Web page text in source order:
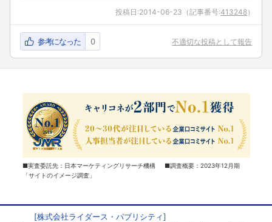
投稿日:2014-06-23 （記事番号:413248）
参考になった 0 不適切な投稿として報告
■実査委託先：日本マーケティングリサーチ機構 ■調査概要：2023年12月期
「サイトのイメージ調査」
[株式会社ライダース・パブリシティ]